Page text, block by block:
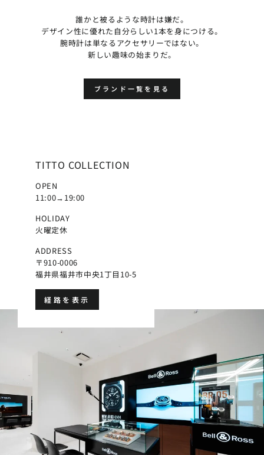
誰かと被るような時計は嫌だ。
デザイン性に優れた自分らしい1本を身につける。
腕時計は単なるアクセサリーではない。
新しい趣味の始まりだ。
ブランド一覧を見る
TITTO COLLECTION
OPEN
11:00→19:00
HOLIDAY
火曜定休
ADDRESS
〒910-0006
福井県福井市中央1丁目10-5
経路を表示